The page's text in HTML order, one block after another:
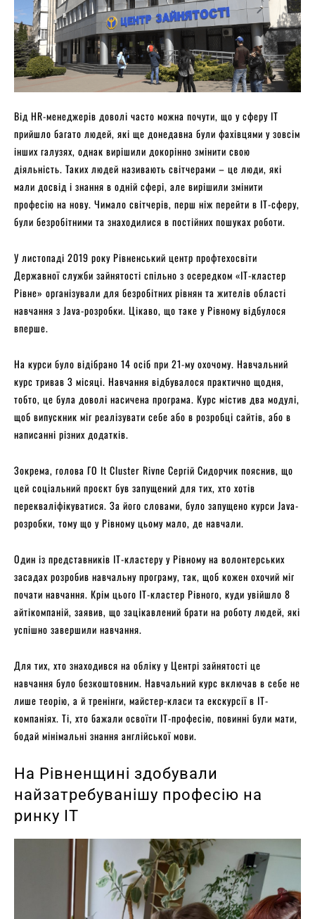
Від HR-менеджерів доволі часто можна почути, що у сферу IT
прийшло багато людей, які ще донедавна були фахівцями у зовсім
інших галузях, однак вирішили докорінно змінити свою
діяльність. Таких людей називають світчерами – це люди, які
мали досвід і знання в одній сфері, але вирішили змінити
професію на нову. Чимало світчерів, перш ніж перейти в IT-сферу,
були безробітними та знаходилися в постійних пошуках роботи.
У листопаді 2019 року Рівненський центр профтехосвіти
Державної служби зайнятості спільно з осередком «IT-кластер
Рівне» організували для безробітних рівнян та жителів області
навчання з Java-розробки. Цікаво, що таке у Рівному відбулося
вперше.
На курси було відібрано 14 осіб при 21-му охочому. Навчальний
курс тривав 3 місяці. Навчання відбувалося практично щодня,
тобто, це була доволі насичена програма. Курс містив два модулі,
щоб випускник міг реалізувати себе або в розробці сайтів, або в
написанні різних додатків.
Зокрема, голова ГО It Cluster Rivne Сергій Сидорчик пояснив, що
цей соціальний проєкт був запущений для тих, хто хотів
перекваліфікуватися. За його словами, було запущено курси Java-
розробки, тому що у Рівному цьому мало, де навчали.
Один із представників IT-кластеру у Рівному на волонтерських
засадах розробив навчальну програму, так, щоб кожен охочий міг
почати навчання. Крім цього IT-кластер Рівного, куди увійшло 8
айтікомпаній, заявив, що зацікавлений брати на роботу людей, які
успішно завершили навчання.
Для тих, хто знаходився на обліку у Центрі зайнятості це
навчання було безкоштовним. Навчальний курс включав в себе не
лише теорію, а й тренінги, майстер-класи та екскурсії в IT-
компаніях. Ті, хто бажали освоїти IT-професію, повинні були мати,
бодай мінімальні знання англійської мови.
На Рівненщині здобували
найзатребуванішу професію на
ринку IT